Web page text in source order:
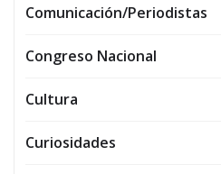
Comunicación/Periodistas
Congreso Nacional
Cultura
Curiosidades